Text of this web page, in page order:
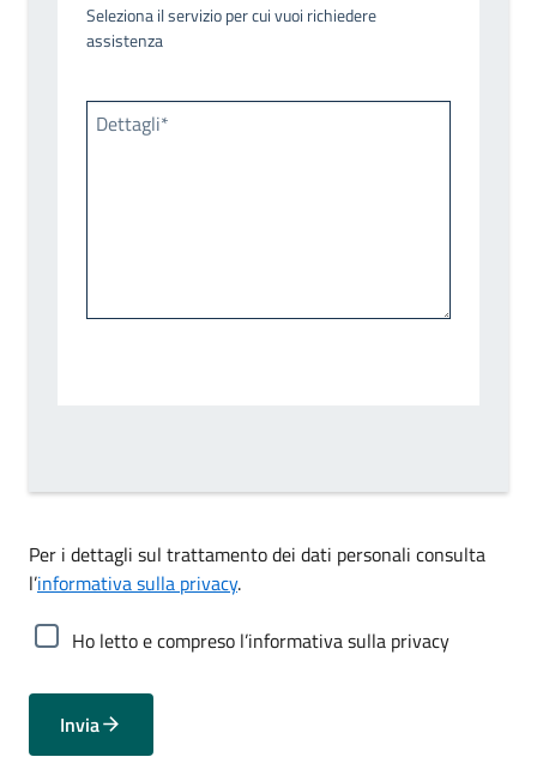
Seleziona il servizio per cui vuoi richiedere
assistenza
Dettagli*
Per i dettagli sul trattamento dei dati personali consulta
l’informativa sulla privacy.
Ho letto e compreso l’informativa sulla privacy
Invia